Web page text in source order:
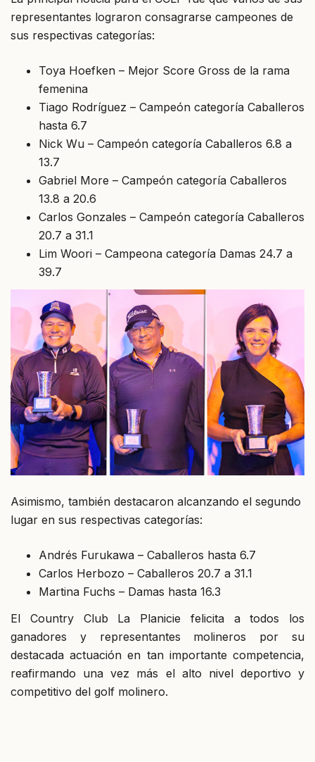
representantes lograron consagrarse campeones de
sus respectivas categorías:
Toya Hoefken – Mejor Score Gross de la rama
femenina
Tiago Rodríguez – Campeón categoría Caballeros
hasta 6.7
Nick Wu – Campeón categoría Caballeros 6.8 a
13.7
Gabriel More – Campeón categoría Caballeros
13.8 a 20.6
Carlos Gonzales – Campeón categoría Caballeros
20.7 a 31.1
Lim Woori – Campeona categoría Damas 24.7 a
39.7
Asimismo, también destacaron alcanzando el segundo
lugar en sus respectivas categorías:
Andrés Furukawa – Caballeros hasta 6.7
Carlos Herbozo – Caballeros 20.7 a 31.1
Martina Fuchs – Damas hasta 16.3
El Country Club La Planicie felicita a todos los
ganadores y representantes molineros por su
destacada actuación en tan importante competencia,
reafirmando una vez más el alto nivel deportivo y
competitivo del golf molinero.